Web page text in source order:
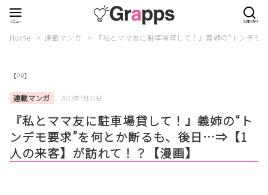
Home 連載マンガ 『私とママ友に駐車場貸して！』義姉の“トンデ
【PR】
連載マンガ 2023年7月31日
『私とママ友に駐車場貸して！』義姉の“ト
ンデモ要求”を何とか断るも、後日…⇒【1
人の来客】が訪れて！？【漫画】